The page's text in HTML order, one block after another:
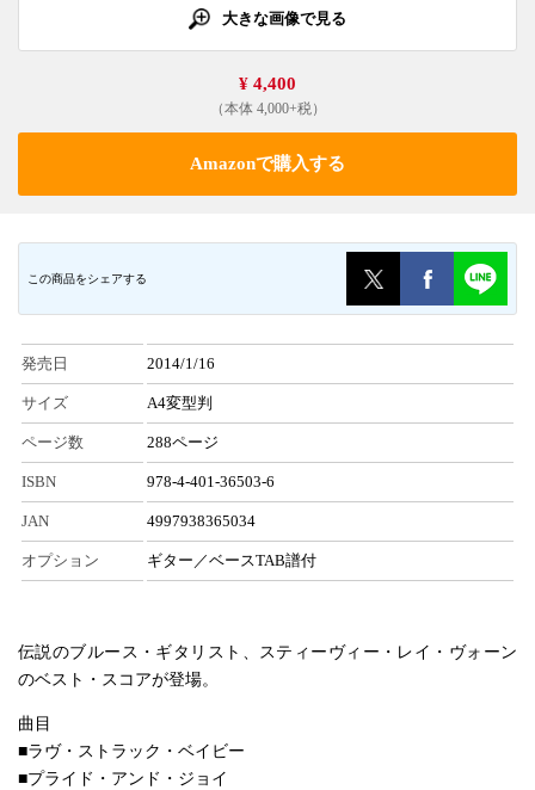
大きな画像で見る
¥ 4,400
（本体 4,000+税）
Amazonで購入する
この商品をシェアする
発売日 2014/1/16
サイズ A4変型判
ページ数 288ページ
ISBN 978-4-401-36503-6
JAN 4997938365034
オプション ギター／ベースTAB譜付
伝説のブルース・ギタリスト、スティーヴィー・レイ・ヴォーン
のベスト・スコアが登場。
曲目
■ラヴ・ストラック・ベイビー
■プライド・アンド・ジョイ